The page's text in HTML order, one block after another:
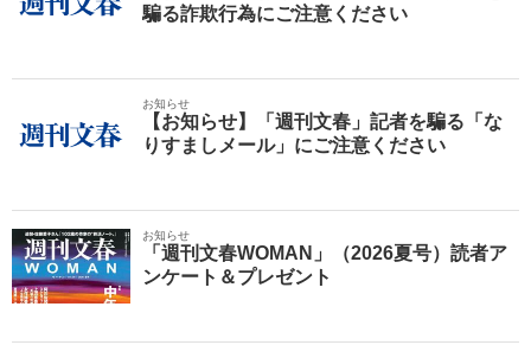
騙る詐欺行為にご注意ください
お知らせ
【お知らせ】「週刊文春」記者を騙る「な
りすましメール」にご注意ください
お知らせ
「週刊文春WOMAN」（2026夏号）読者ア
ンケート＆プレゼント